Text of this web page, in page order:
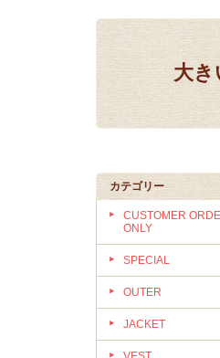
大
カテゴリー
CUSTOMER
ONLY
SPECIAL
OUTER
JACKET